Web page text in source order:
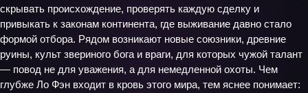
скрывать происхождение, проверять каждую сделку и
привыкать к законам континента, где выживание давно стало
формой отбора. Рядом возникают новые союзники, древние
руины, культ звериного бога и враги, для которых чужой талант
— повод не для уважения, а для немедленной охоты. Чем
глубже Ло Фэн входит в кровь этого мира, тем яснее понимает: